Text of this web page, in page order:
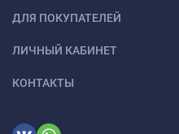
ДЛЯ ПОКУПАТЕЛЕЙ
ЛИЧНЫЙ КАБИНЕТ
КОНТАКТЫ